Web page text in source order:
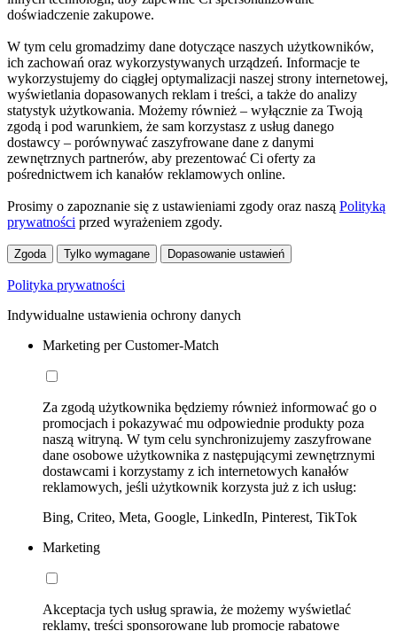
doświadczenie zakupowe.
W tym celu gromadzimy dane dotyczące naszych użytkowników,
ich zachowań oraz wykorzystywanych urządzeń. Informacje te
wykorzystujemy do ciągłej optymalizacji naszej strony internetowej,
wyświetlania dopasowanych reklam i treści, a także do analizy
statystyk użytkowania. Możemy również – wyłącznie za Twoją
zgodą i pod warunkiem, że sam korzystasz z usług danego
dostawcy – porównywać zaszyfrowane dane z danymi
zewnętrznych partnerów, aby prezentować Ci oferty za
pośrednictwem ich kanałów reklamowych online.
Prosimy o zapoznanie się z ustawieniami zgody oraz naszą Polityką
prywatności przed wyrażeniem zgody.
Zgoda Tylko wymagane Dopasowanie ustawień
Polityka prywatności
Indywidualne ustawienia ochrony danych
Marketing per Customer-Match
Za zgodą użytkownika będziemy również informować go o
promocjach i pokazywać mu odpowiednie produkty poza
naszą witryną. W tym celu synchronizujemy zaszyfrowane
dane osobowe użytkownika z następującymi zewnętrznymi
dostawcami i korzystamy z ich internetowych kanałów
reklamowych, jeśli użytkownik korzysta już z ich usług:
Bing, Criteo, Meta, Google, LinkedIn, Pinterest, TikTok
Marketing
Akceptacja tych usług sprawia, że możemy wyświetlać
reklamy, treści sponsorowane lub promocje rabatowe